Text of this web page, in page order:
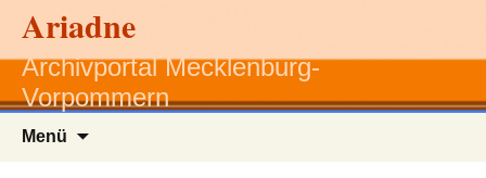
Ariadne
Archivportal Mecklenburg-
Vorpommern
Menü